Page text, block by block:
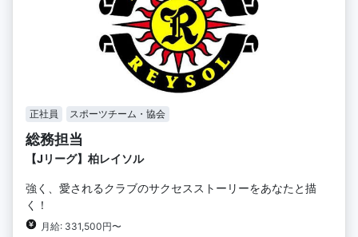
正社員 スポーツチーム・協会
総務担当
【Jリーグ】柏レイソル
強く、愛されるクラブのサクセスストーリーをあなたと描
く！
月給: 331,500円〜